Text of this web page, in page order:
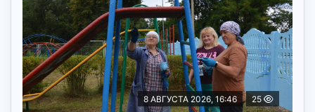
8 АВГУСТА 2026, 16:46 25